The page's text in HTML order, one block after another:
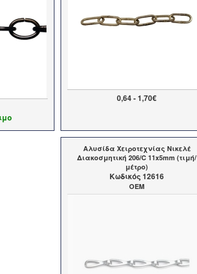
0,64 - 1,70€
Αλυσίδα Χειροτεχνίας Νικελέ
Διακοσμητική 206/C 11x5mm (τιμή/
μέτρο)
Kωδικός 12616
OEM